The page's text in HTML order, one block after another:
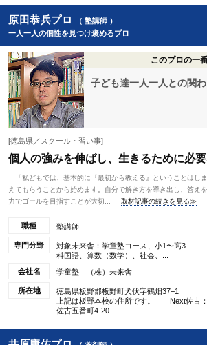
原田恭兵プロ
（ 塾講師 ）
一人一人の個性を見つけ褒めるプロ
このプロの一
子ども達一人一人との関
[徳島県／スクール・習い事]
個人の強みを伸ばし、生きるために必
「私どもでは、基本的に『最初から教える』ということはし
えてもらうことから始めます。自分で解き方を導き出し、答え
力でゴールを目指すことが大切...
取材記事の続きを見る≫
職種 塾講師
専門分野
対象未来舎：学童塾コース、小1〜高3
科国語、算数（数学）、社会、...
会社名
学童塾 （株）未来舎
所在地
徳島県板野郡板野町犬伏字鶴畑37−1
上記は板野本校の住所です。 Next佐古
佐古五番町4‐20